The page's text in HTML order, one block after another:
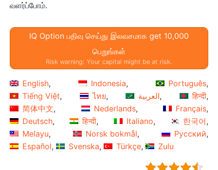
வளர்ப்போம்.
IQ Option பதிவு செய்து இலவசமாக get 10,000
பெறுங்கள்
Risk warning: Your capital might be at risk.
English Indonesia
Português
Tiếng Việt
ไทย العربية
हिन्दी
简体中文
Nederlands
Français
Deutsch
हिन्दी Italiano
한국어
Melayu
Norsk bokmål
Русский
Español
Svenska Türkçe Zulu